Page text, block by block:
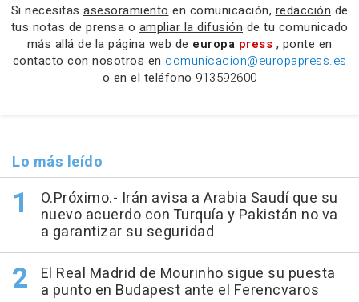
Si necesitas asesoramiento en comunicación, redacción de
tus notas de prensa o ampliar la difusión de tu comunicado
más allá de la página web de europa press , ponte en
contacto con nosotros en comunicacion@europapress.es
o en el teléfono 913592600
Lo más leído
O.Próximo.- Irán avisa a Arabia Saudí que su
nuevo acuerdo con Turquía y Pakistán no va
a garantizar su seguridad
El Real Madrid de Mourinho sigue su puesta
a punto en Budapest ante el Ferencvaros